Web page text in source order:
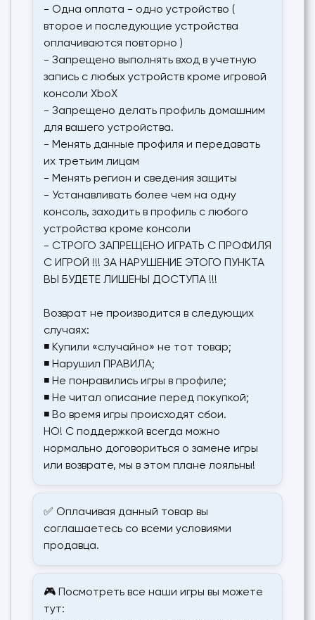
- Одна оплата - одно устройство (
второе и последующие устройства
оплачиваются повторно )
- Запрещено выполнять вход в учетную
запись с любых устройств кроме игровой
консоли XboX
- Запрещено делать профиль домашним
для вашего устройства.
- Менять данные профиля и передавать
их третьим лицам
- Менять регион и сведения защиты
- Устанавливать более чем на одну
консоль, заходить в профиль с любого
устройства кроме консоли
- СТРОГО ЗАПРЕЩЕНО ИГРАТЬ С ПРОФИЛЯ
С ИГРОЙ !!! ЗА НАРУШЕНИЕ ЭТОГО ПУНКТА
ВЫ БУДЕТЕ ЛИШЕНЫ ДОСТУПА !!!
Возврат не производится в следующих
случаях:
◾ Купили «случайно» не тот товар;
◾ Нарушил ПРАВИЛА;
◾ Не понравились игры в профиле;
◾ Не читал описание перед покупкой;
◾ Во время игры происходят сбои.
НО! С поддержкой всегда можно
нормально договориться о замене игры
или возврате, мы в этом плане лояльны!
✅ Оплачивая данный товар вы
соглашаетесь со всеми условиями
продавца.
🎮 Посмотреть все наши игры вы можете
тут: